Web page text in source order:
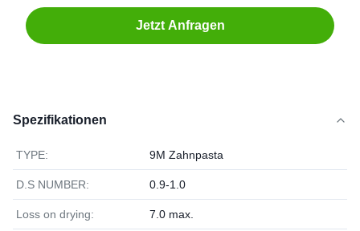
Jetzt Anfragen
Spezifikationen
TYPE: 9M Zahnpasta
D.S NUMBER: 0.9-1.0
Loss on drying: 7.0 max.